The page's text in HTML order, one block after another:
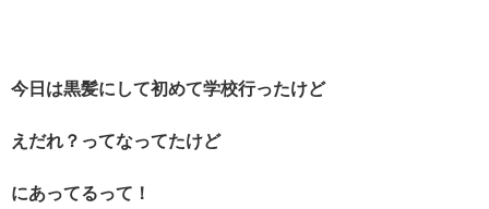
今日は黒髪にして初めて学校行ったけど
えだれ？ってなってたけど
にあってるって！